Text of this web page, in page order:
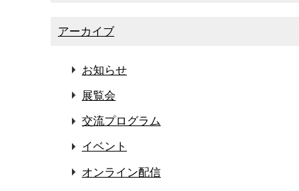
アーカイブ
お知らせ
展覧会
交流プログラム
イベント
オンライン配信